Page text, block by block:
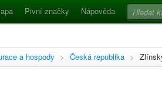
Pivní značky Nápověda
a hospody > Česká republika >